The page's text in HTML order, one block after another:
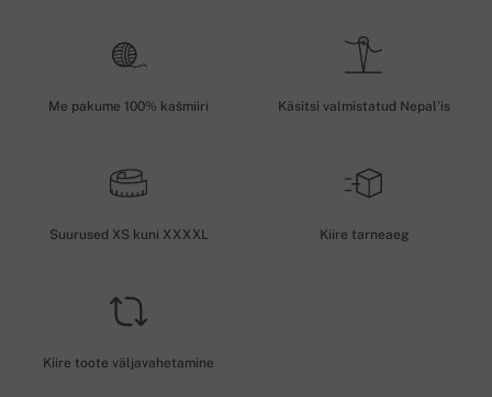
Me pakume 100% kašmiiri Käsitsi valmistatud Nepal'is
Suurused XS kuni XXXXL Kiire tarneaeg
Kiire toote väljavahetamine